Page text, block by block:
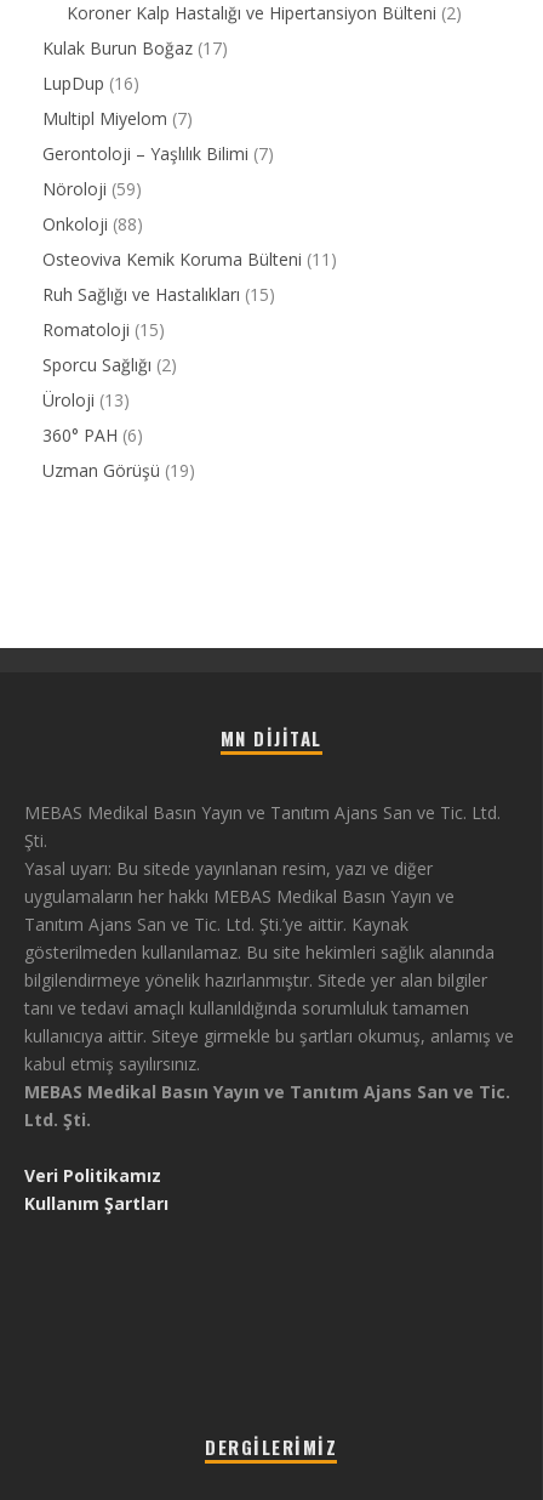
Koroner Kalp Hastalığı ve Hipertansiyon Bülteni (2)
Kulak Burun Boğaz (17)
LupDup (16)
Multipl Miyelom (7)
Gerontoloji – Yaşlılık Bilimi (7)
Nöroloji (59)
Onkoloji (88)
Osteoviva Kemik Koruma Bülteni (11)
Ruh Sağlığı ve Hastalıkları (15)
Romatoloji (15)
Sporcu Sağlığı (2)
Üroloji (13)
360° PAH (6)
Uzman Görüşü (19)
MN DIJITAL
MEBAS Medikal Basın Yayın ve Tanıtım Ajans San ve Tic. Ltd.
Şti.
Yasal uyarı: Bu sitede yayınlanan resim, yazı ve diğer
uygulamaların her hakkı MEBAS Medikal Basın Yayın ve
Tanıtım Ajans San ve Tic. Ltd. Şti.’ye aittir. Kaynak
gösterilmeden kullanılamaz. Bu site hekimleri sağlık alanında
bilgilendirmeye yönelik hazırlanmıştır. Sitede yer alan bilgiler
tanı ve tedavi amaçlı kullanıldığında sorumluluk tamamen
kullanıcıya aittir. Siteye girmekle bu şartları okumuş, anlamış ve
kabul etmiş sayılırsınız.
MEBAS Medikal Basın Yayın ve Tanıtım Ajans San ve Tic.
Ltd. Şti.
Veri Politikamız
Kullanım Şartları
DERGILERIMIZ